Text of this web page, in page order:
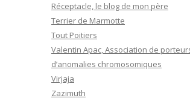
Réceptacle, le blog de mon père
Terrier de Marmotte
Tout Poitiers
Valentin Apac, Association de
d’anomalies chromosomiques
Virjaja
Zazimuth